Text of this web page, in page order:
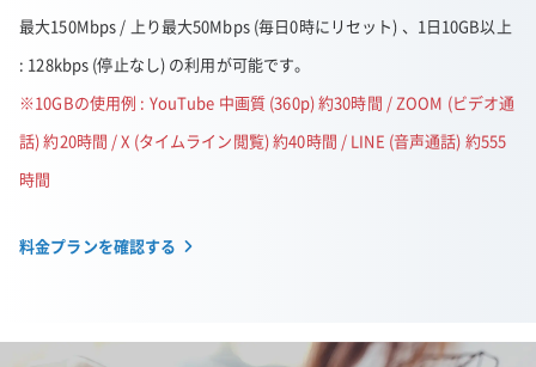
最大150Mbps / 上り最大50Mbps (毎日0時にリセット) 、1日10GB以上
: 128kbps (停止なし) の利用が可能です。
※10GBの使用例 : YouTube 中画質 (360p) 約30時間 / ZOOM (ビデオ通
話) 約20時間 / X (タイムライン閲覧) 約40時間 / LINE (音声通話) 約555
時間
料金プランを確認する